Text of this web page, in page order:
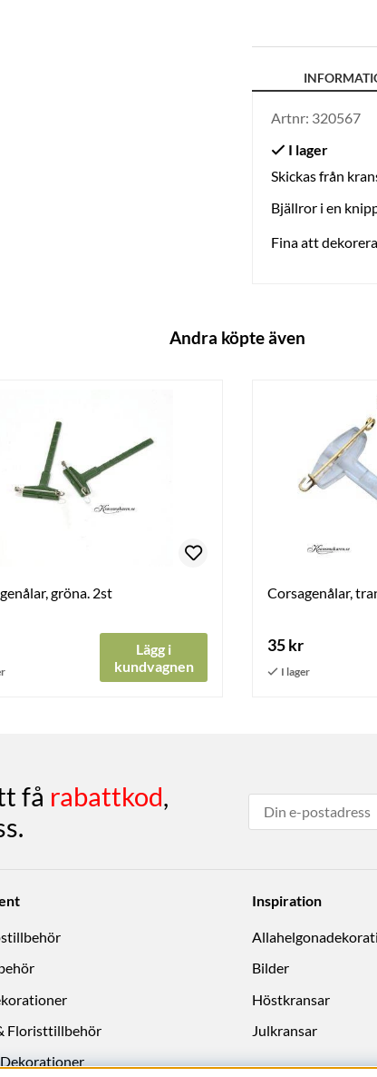
Artnr: 320567
Skickas från
Bjällror i en
Fina att
Andra köpte även
gröna. 2st
Lägg i
kundvagnen
Corsagenålar,
35 kr
få rabattkod,
Floristtillbehör
Inspiration
Bilder
Höstkransar
Julkransar